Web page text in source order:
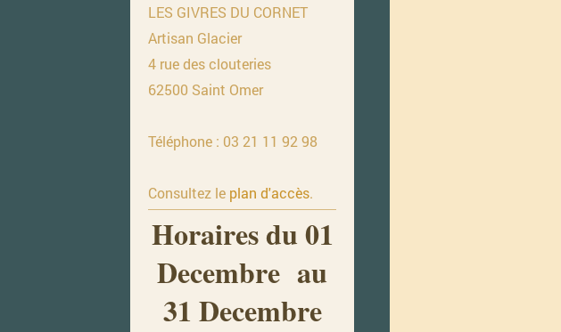
LES GIVRES DU CORNET
Artisan Glacier
4 rue des clouteries
62500 Saint Omer
Téléphone : 03 21 11 92 98
Consultez le plan d'accès.
Horaires du 01
Decembre au
31 Decembre